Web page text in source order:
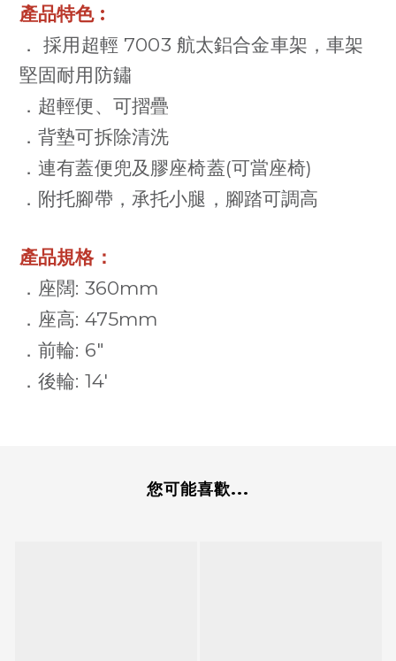
產品特色:
． 採用超輕 7003 航太鋁合金車架，車架
堅固耐用防鏽
． 超輕便、可摺疊
．背墊可拆除清洗
．連有蓋便兜及膠座椅蓋(可當座椅)
． 附托腳帶，承托小腿，腳踏可調高
產品規格：
．座闊: 360mm
．座高: 475mm
．前輪: 6"
．後輪: 14'
您可能喜歡...